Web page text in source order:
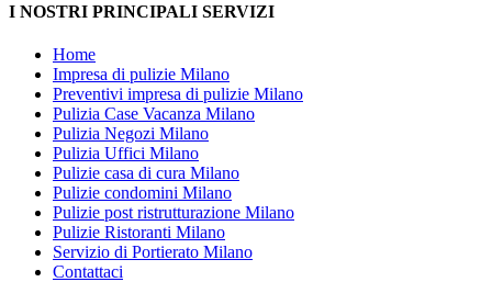
I NOSTRI PRINCIPALI SERVIZI
Home
Impresa di pulizie Milano
Preventivi impresa di pulizie Milano
Pulizia Case Vacanza Milano
Pulizia Negozi Milano
Pulizia Uffici Milano
Pulizie casa di cura Milano
Pulizie condomini Milano
Pulizie post ristrutturazione Milano
Pulizie Ristoranti Milano
Servizio di Portierato Milano
Contattaci